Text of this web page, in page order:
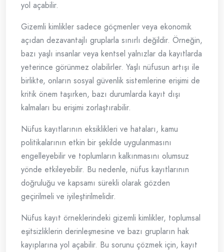
yol açabilir.
Gizemli kimlikler sadece göçmenler veya ekonomik
açıdan dezavantajlı gruplarla sınırlı değildir. Örneğin,
bazı yaşlı insanlar veya kentsel yalnızlar da kayıtlarda
yeterince görünmez olabilirler. Yaşlı nüfusun artışı ile
birlikte, onların sosyal güvenlik sistemlerine erişimi de
kritik önem taşırken, bazı durumlarda kayıt dışı
kalmaları bu erişimi zorlaştırabilir.
Nüfus kayıtlarının eksiklikleri ve hataları, kamu
politikalarının etkin bir şekilde uygulanmasını
engelleyebilir ve toplumların kalkınmasını olumsuz
yönde etkileyebilir. Bu nedenle, nüfus kayıtlarının
doğruluğu ve kapsamı sürekli olarak gözden
geçirilmeli ve iyileştirilmelidir.
Nüfus kayıt örneklerindeki gizemli kimlikler, toplumsal
eşitsizliklerin derinleşmesine ve bazı grupların hak
kayıplarına yol açabilir. Bu sorunu çözmek için, kayıt